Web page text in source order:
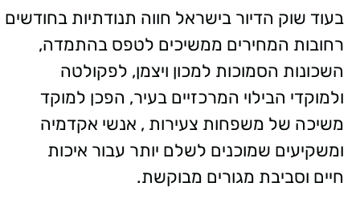
בעוד שוק הדיור בישראל חווה תנודתיות בחודשים
רחובות המחירים ממשיכים לטפס בהתמדה,
השכונות הסמוכות למכון ויצמן, לפקולטה
ולמוקדי הבילוי המרכזיים בעיר, הפכן למוקד
משיכה של משפחות צעירות , אנשי אקדמיה
ומשקיעים שמוכנים לשלם יותר עבור איכות
חיים וסביבת מגורים מבוקשת.